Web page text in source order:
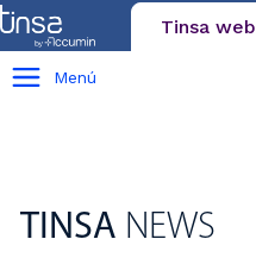
Tinsa web
Menú
TINSA NEWS